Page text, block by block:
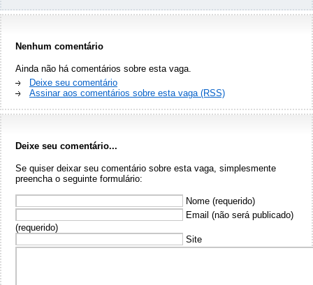
Nenhum comentário
Ainda não há comentários sobre esta vaga.
Deixe seu comentário
Assinar aos comentários sobre esta vaga (RSS)
Deixe seu comentário...
Se quiser deixar seu comentário sobre esta vaga, simplesmente
preencha o seguinte formulário:
Nome (requerido)
Email (não será publicado)
(requerido)
Site